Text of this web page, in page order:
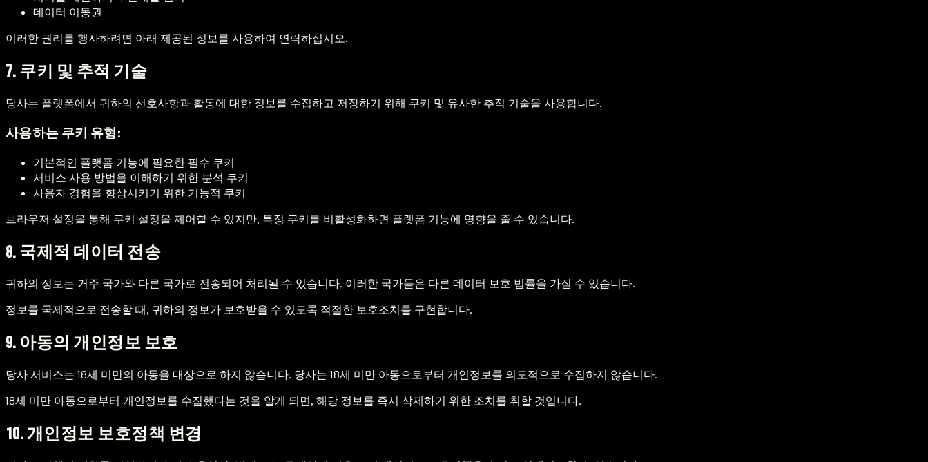
데이터 이동권
이러한 권리를 행사하려면 아래 제공된 정보를 사용하여 연락하십시오.
7. 쿠키 및 추적 기술
당사는 플랫폼에서 귀하의 선호사항과 활동에 대한 정보를 수집하고 저장하기 위해 쿠키 및 유사한 추적 기술을 사용합니다.
사용하는 쿠키 유형:
기본적인 플랫폼 기능에 필요한 필수 쿠키
서비스 사용 방법을 이해하기 위한 분석 쿠키
사용자 경험을 향상시키기 위한 기능적 쿠키
브라우저 설정을 통해 쿠키 설정을 제어할 수 있지만, 특정 쿠키를 비활성화하면 플랫폼 기능에 영향을 줄 수 있습니다.
8. 국제적 데이터 전송
귀하의 정보는 거주 국가와 다른 국가로 전송되어 처리될 수 있습니다. 이러한 국가들은 다른 데이터 보호 법률을 가질 수 있습니다.
정보를 국제적으로 전송할 때, 귀하의 정보가 보호받을 수 있도록 적절한 보호조치를 구현합니다.
9. 아동의 개인정보 보호
당사 서비스는 18세 미만의 아동을 대상으로 하지 않습니다. 당사는 18세 미만 아동으로부터 개인정보를 의도적으로 수집하지 않습니다.
18세 미만 아동으로부터 개인정보를 수집했다는 것을 알게 되면, 해당 정보를 즉시 삭제하기 위한 조치를 취할 것입니다.
10. 개인정보 보호정책 변경